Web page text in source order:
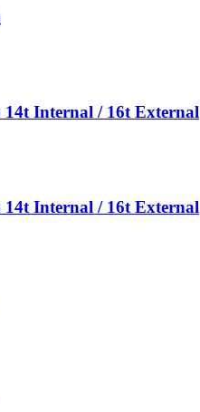
14t Internal / 16t External
Internal / 16t External